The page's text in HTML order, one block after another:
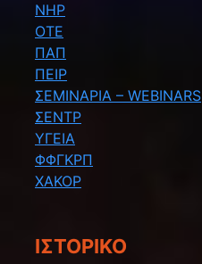
ΝΗΡ
ΟΤΕ
ΠΑΠ
ΠΕΙΡ
ΣΕΜΙΝΑΡΙΑ – WEBINARS
ΣΕΝΤΡ
ΥΓΕΙΑ
ΦΦΓΚΡΠ
ΧΑΚΟΡ
ΙΣΤΟΡΙΚΌ